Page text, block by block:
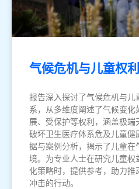
气候危机与儿童权
报告深入探讨了气候危机与
系，从多维度阐述了气候变
展、受保护等权利，涵盖极端
破坏卫生医疗体系危及儿童
据与案例分析，揭示了儿童
境。为专业人士在研究儿童
化策略时，提供参考，助力
冲击的行动。